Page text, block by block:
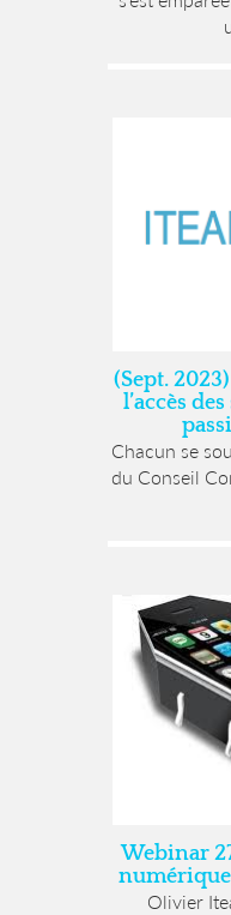
(Sept.
l’accès
Chacun se
du Conseil
Webinar
numérique
Olivier